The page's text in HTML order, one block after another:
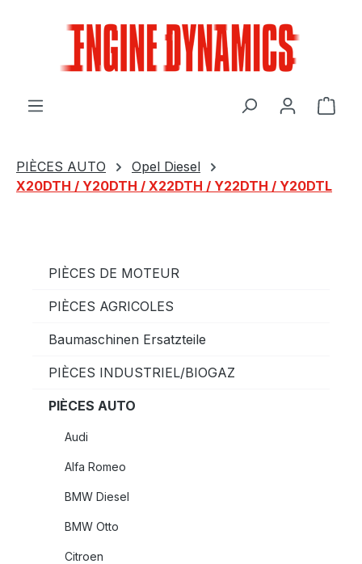
Le
PIÈCES AUTO
Opel Diesel
X20DTH / Y20DTH / X22DTH / Y22DTH / Y20DTL
PIÈCES DE MOTEUR
PIÈCES AGRICOLES
Baumaschinen Ersatzteile
PIÈCES INDUSTRIEL/BIOGAZ
PIÈCES AUTO
Audi
Alfa Romeo
BMW Diesel
BMW Otto
Citroen